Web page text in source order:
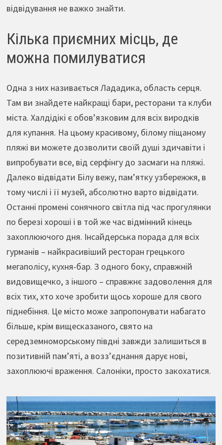
відвідування не важко знайти.
Кілька приємних місць, де
можна помилуватися
Одна з них називається Лададика, область серця.
Там ви знайдете найкращі бари, ресторани та клуби
міста. Халдідікі є обов’язковим для всіх виродків
для купання. На цьому красивому, білому піщаному
пляжі ви можете дозволити своїй душі здичавіти і
випробувати все, від серфінгу до засмаги на пляжі.
Далеко відвідати Білу вежу, пам’ятку узбережжя, в
тому числі і її музей, абсолютно варто відвідати.
Останні промені сонячного світла під час прогулянки
по березі хороші і в той же час відмінний кінець
захоплюючого дня. Інсайдерська порада для всіх
гурманів – найкрасивіший ресторан грецького
мегаполісу, кухня-бар. З одного боку, справжній
видовищечко, з іншого – справжнє задоволення для
всіх тих, хто хоче зробити щось хороше для свого
піднебіння. Це місто може запропонувати набагато
більше, крім вищесказаного, свято на
середземноморському півдні завжди залишиться в
позитивній пам’яті, а возз’єднання дарує нові,
захоплюючі враження. Салоніки, просто закохатися.